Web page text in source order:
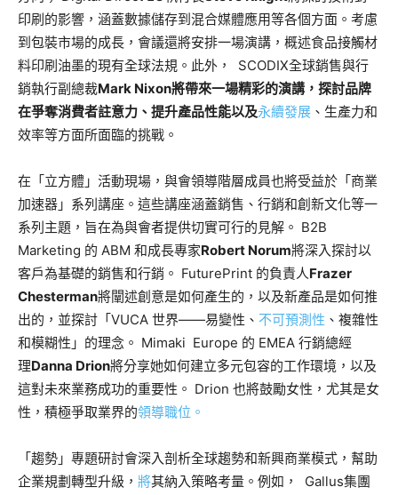
印刷的影響，涵蓋數據儲存到混合媒體應用等各個方面。考慮
到包裝市場的成長，會議還將安排一場演講，概述食品接觸材
料印刷油墨的現有全球法規。此外， SCODIX全球銷售與行
銷執行副總裁Mark Nixon將帶來一場精彩的演講，探討品牌
在爭奪消費者註意力、提升產品性能以及永續發展 、生產力和
效率等方面所面臨的挑戰。
在「立方體」活動現場，與會領導階層成員也將受益於「商業
加速器」系列講座。這些講座涵蓋銷售、行銷和創新文化等一
系列主題，旨在為與會者提供切實可行的見解。 B2B
Marketing 的 ABM 和成長專家Robert Norum將深入探討以
客戶為基礎的銷售和行銷。 FuturePrint 的負責人Frazer
Chesterman將闡述創意是如何產生的，以及新產品是如何推
出的，並探討「VUCA 世界——易變性、 不可預測性 、複雜性
和模糊性」的理念。 Mimaki Europe 的 EMEA 行銷總經
理Danna Drion將分享她如何建立多元包容的工作環境，以及
這對未來業務成功的重要性。 Drion 也將鼓勵女性，尤其是女
性，積極爭取業界的領導職位。
「趨勢」專題研討會深入剖析全球趨勢和新興商業模式，幫助
企業規劃轉型升級， 將其納入策略考量。例如， Gallus集團